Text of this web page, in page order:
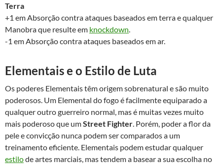
Terra
+1 em Absorção contra ataques baseados em terra e qualquer
Manobra que resulte em knockdown.
-1 em Absorção contra ataques baseados em ar.
Elementais e o Estilo de Luta
Os poderes Elementais têm origem sobrenatural e são muito
poderosos. Um Elemental do fogo é facilmente equiparado a
qualquer outro guerreiro normal, mas é muitas vezes muito
mais poderoso que umStreet Fighter. Porém, poder a flor da
pele e convicção nunca podem ser comparados a um
treinamento eficiente. Elementais podem estudar qualquer
estilode artes marciais, mas tendem a basear a sua escolha no